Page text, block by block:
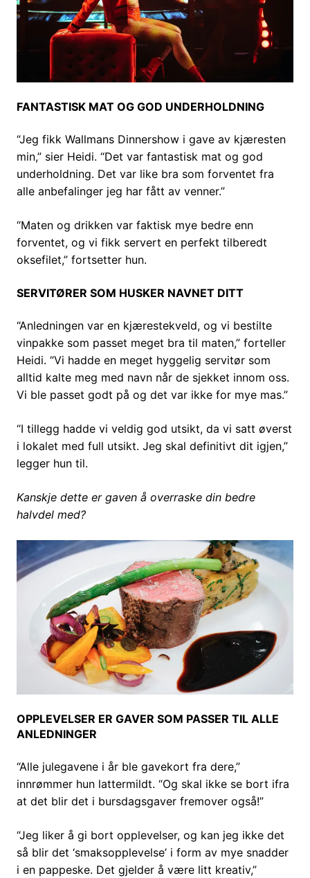
FANTASTISK MAT OG GOD UNDERHOLDNING
“Jeg fikk Wallmans Dinnershow i gave av kjæresten
min,” sier Heidi. “Det var fantastisk mat og god
underholdning. Det var like bra som forventet fra
alle anbefalinger jeg har fått av venner.”
“Maten og drikken var faktisk mye bedre enn
forventet, og vi fikk servert en perfekt tilberedt
oksefilet,” fortsetter hun.
SERVITØRER SOM HUSKER NAVNET DITT
“Anledningen var en kjærestekveld, og vi bestilte
vinpakke som passet meget bra til maten,” forteller
Heidi. “Vi hadde en meget hyggelig servitør som
alltid kalte meg med navn når de sjekket innom oss.
Vi ble passet godt på og det var ikke for mye mas.”
“I tillegg hadde vi veldig god utsikt, da vi satt øverst
i lokalet med full utsikt. Jeg skal definitivt dit igjen,”
legger hun til.
Kanskje dette er gaven å overraske din bedre
halvdel med?
OPPLEVELSER ER GAVER SOM PASSER TIL ALLE
ANLEDNINGER
“Alle julegavene i år ble gavekort fra dere,”
innrømmer hun lattermildt. “Og skal ikke se bort ifra
at det blir det i bursdagsgaver fremover også!”
“Jeg liker å gi bort opplevelser, og kan jeg ikke det
så blir det ‘smaksopplevelse’ i form av mye snadder
i en pappeske. Det gjelder å være litt kreativ,”